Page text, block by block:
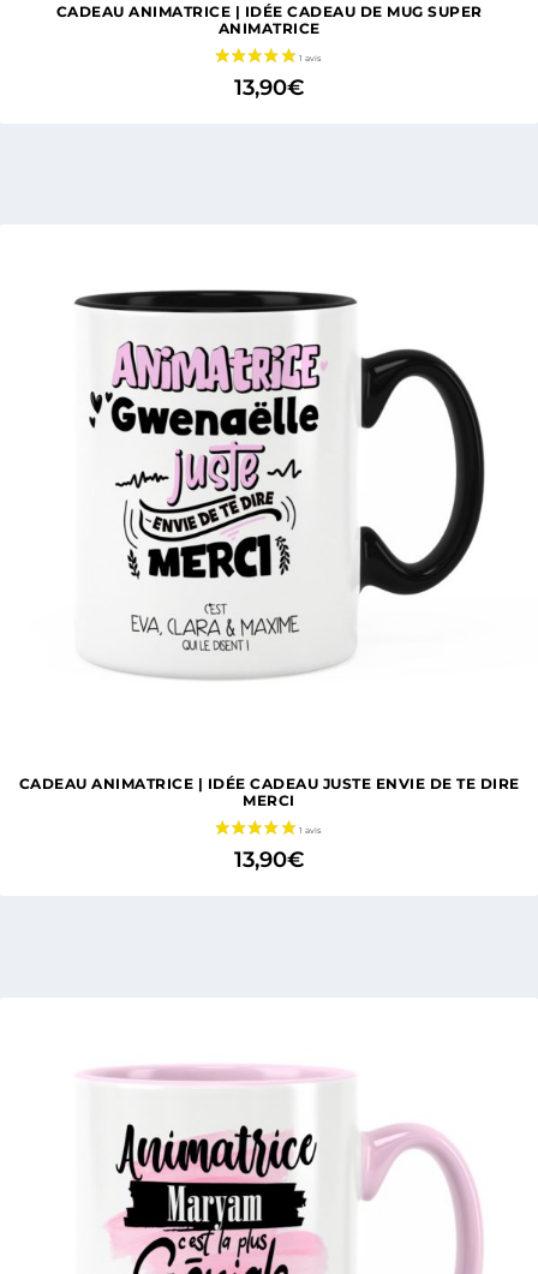
CADEAU ANIMATRICE | IDÉE CADEAU DE MUG SUPER
ANIMATRICE
13,90€
CADEAU ANIMATRICE | IDÉE CADEAU JUSTE ENVIE DE TE DIRE
MERCI
13,90€